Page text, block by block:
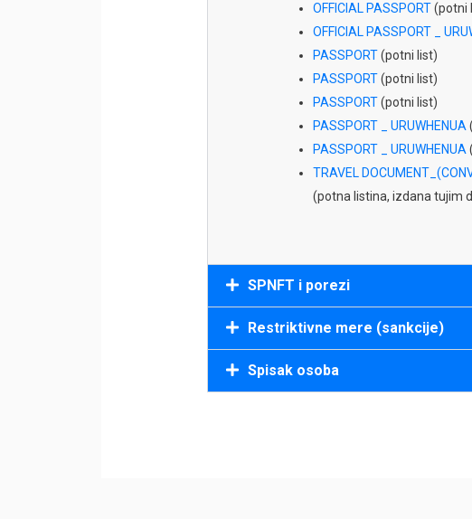
OFFICIAL PASSPORT(potni
OFFICIAL PASSPORT _
PASSPORT(potni list)
PASSPORT(potni list)
PASSPORT(potni list)
PASSPORT _ URUWHENUA
PASSPORT _ URUWHENUA
TRAVEL
(potna listina, izdana tujim
SPNFT i porezi
Restriktivne mere (sankcije)
Spisak osoba